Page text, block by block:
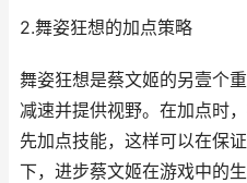
2.舞姿狂想的加点策略
舞姿狂想是蔡文姬的另壹个
减速并提供视野。在加点时
先加点技能，这样可以在保
下，进步蔡文姬在游戏中的生